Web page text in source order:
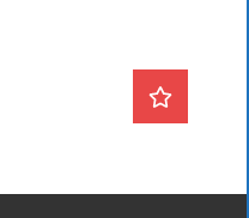
La